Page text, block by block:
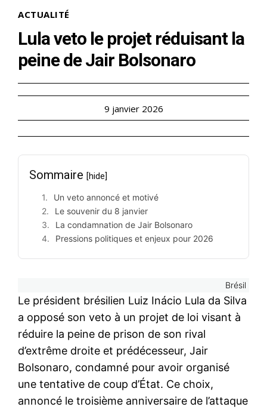
ACTUALITÉ
Lula veto le projet réduisant la
peine de Jair Bolsonaro
9 janvier 2026
Sommaire [hide]
Un veto annoncé et motivé
Le souvenir du 8 janvier
La condamnation de Jair Bolsonaro
Pressions politiques et enjeux pour 2026
Brésil
Le président brésilien Luiz Inácio Lula da Silva
a opposé son veto à un projet de loi visant à
réduire la peine de prison de son rival
d’extrême droite et prédécesseur, Jair
Bolsonaro, condamné pour avoir organisé
une tentative de coup d’État. Ce choix,
annoncé le troisième anniversaire de l’attaque